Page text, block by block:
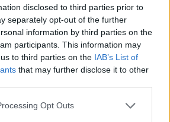
disclosed to third parties prior to
separately opt-out of the further
information by third parties on the
participants. This information may
to third parties on the IAB’s List of
that may further disclose it to other
Opt Outs